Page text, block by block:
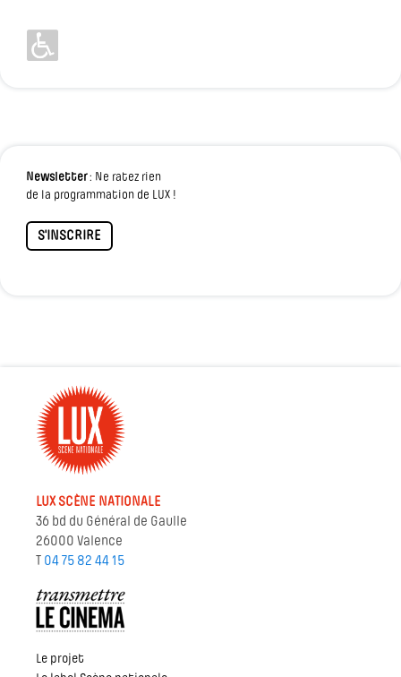
Newsletter: Ne ratez rien
de la programmation de LUX !
S'INSCRIRE
LUX SCÈNE NATIONALE
36 bd du Général de Gaulle
26000 Valence
T 04 75 82 44 15
Le projet